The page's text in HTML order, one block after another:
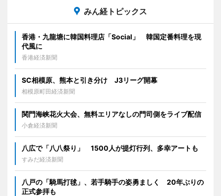
みん経トピックス
香港・九龍塘に韓国料理店「Social」 韓国定番料理を現
代風に
香港経済新聞
SC相模原、熊本と引き分け J3リーグ開幕
相模原町田経済新聞
関門海峡花火大会、無料エリアなしの門司側をライブ配信
小倉経済新聞
八広で「八八祭り」 1500人が提灯行列、多幸アートも
すみだ経済新聞
八戸の「騎馬打毬」、若手騎手の姿勇ましく 20年ぶりの
正式参拝も